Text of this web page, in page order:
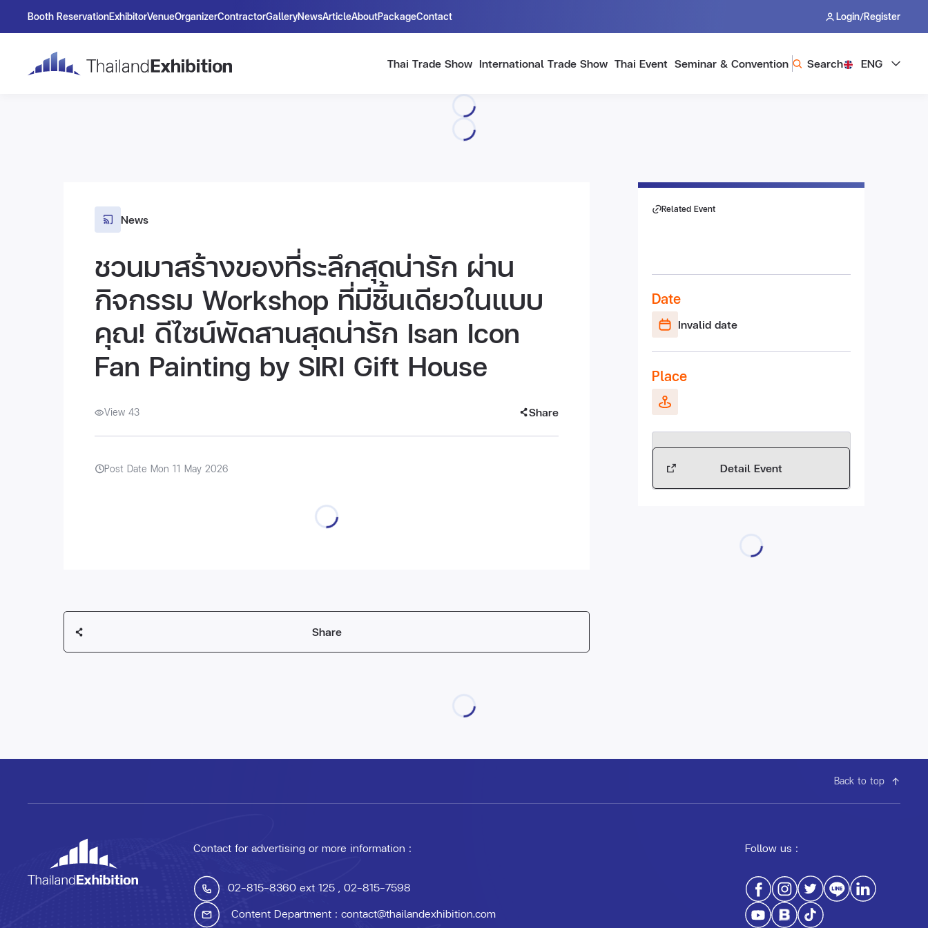
Booth ReservationExhibitorVenueOrganizerContractorGalleryNewsArticleAboutPackageContact Login/Register
Thai Trade Show International Trade Show Thai Event Seminar & Convention Search ENG
News
ชวนมาสร้างของที่ระลึกสุดน่ารัก ผ่าน
กิจกรรม Workshop ที่มีชิ้นเดียวในแบบ
คุณ! ดีไซน์พัดสานสุดน่ารัก Isan Icon
Fan Painting by SIRI Gift House
View 43 Share
Post Date Mon 11 May 2026
Share
Related Event
Date
Invalid date
Place
Detail Event
Back to top
Contact for advertising or more information :
02-815-8360 ext 125 , 02-815-7598
Content Department : contact@thailandexhibition.com
Follow us :